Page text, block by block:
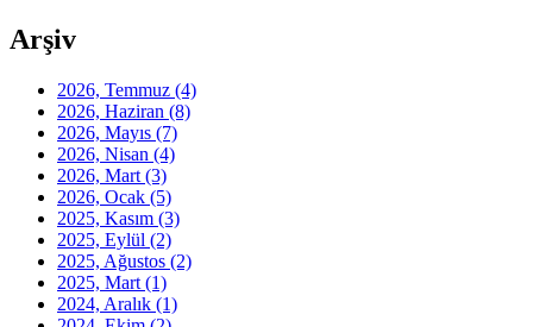
Arşiv
2026, Temmuz (4)
2026, Haziran (8)
2026, Mayıs (7)
2026, Nisan (4)
2026, Mart (3)
2026, Ocak (5)
2025, Kasım (3)
2025, Eylül (2)
2025, Ağustos (2)
2025, Mart (1)
2024, Aralık (1)